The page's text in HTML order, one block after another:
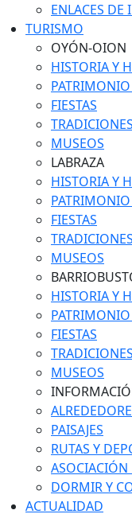
ENLACES DE
TURISMO
OYÓN-OION
HISTORIA Y
FIESTAS
TRADICIONES
MUSEOS
LABRAZA
HISTORIA Y
FIESTAS
TRADICIONES
MUSEOS
HISTORIA Y
FIESTAS
TRADICIONES
MUSEOS
PAISAJES
RUTAS Y
ASOCIACIÓN
DORMIR Y
ACTUALIDAD